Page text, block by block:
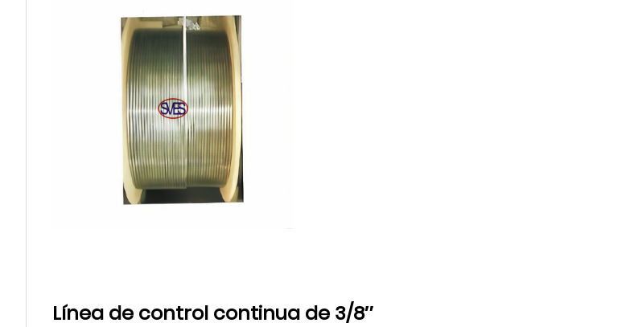
Línea de control continua de 3/8″